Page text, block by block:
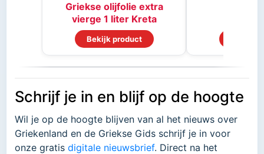
Griekse olijfolie extra
vierge 1 liter Kreta
Bekijk product
Schrijf je in en blijf op de hoogte
Wil je op de hoogte blijven van al het nieuws over
Griekenland en de Griekse Gids schrijf je in voor
onze gratis digitale nieuwsbrief. Direct na het